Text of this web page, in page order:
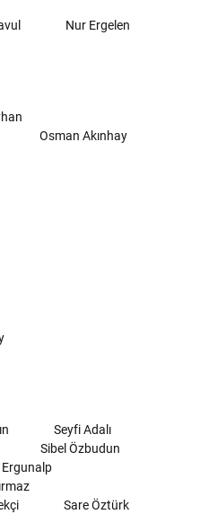
Nur Ergelen
Osman Akınhay
Seyfi Adalı
Sibel Özbudun
Ergunalp
Sare Öztürk